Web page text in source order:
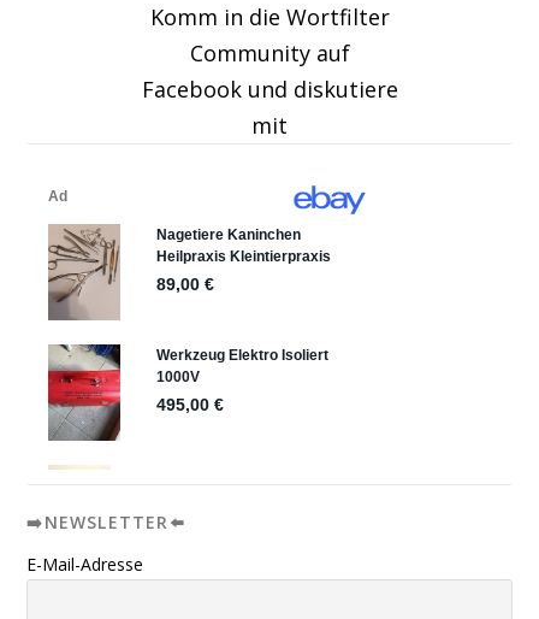
Komm in die Wortfilter
Community auf
Facebook und diskutiere
mit
➡️NEWSLETTER⬅️
E-Mail-Adresse